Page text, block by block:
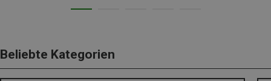
Beliebte Kategorien